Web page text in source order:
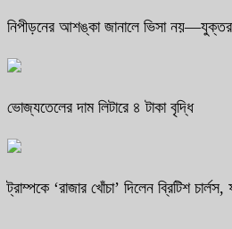
নিপীড়নের আশঙ্কা জানালে ভিসা
ভোজ্যতেলের দাম লিটারে ৪ টাকা বৃদ্ধি
ট্রাম্পকে ‘রাজার খোঁচা’ দিলেন ব্রিটিশ চার্লস,